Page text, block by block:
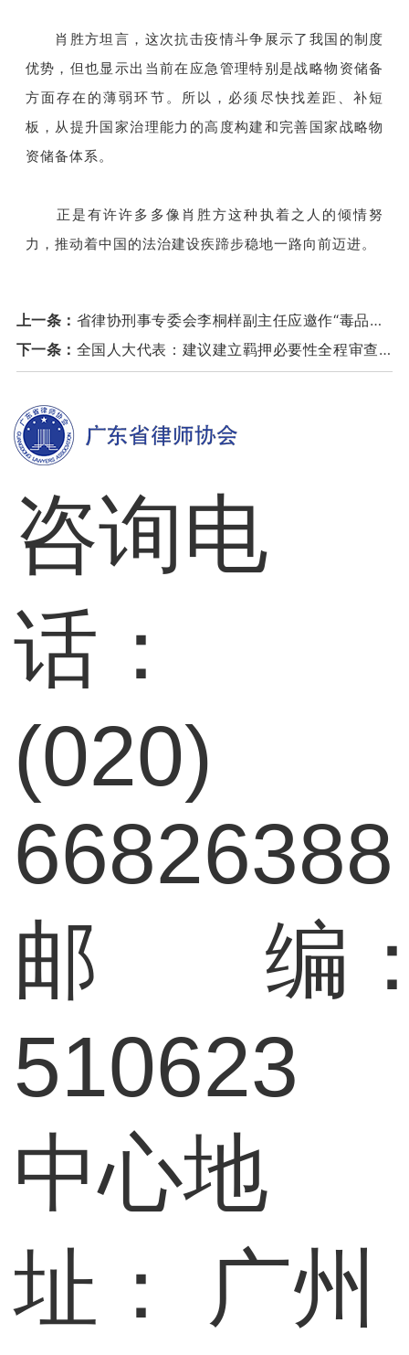
肖胜方坦言，这次抗击疫情斗争展示了我国的制度
优势，但也显示出当前在应急管理特别是战略物资储备
方面存在的薄弱环节。所以，必须尽快找差距、补短
板，从提升国家治理能力的高度构建和完善国家战略物
资储备体系。
正是有许许多多像肖胜方这种执着之人的倾情努
力，推动着中国的法治建设疾蹄步稳地一路向前迈进。
上一条： 省律协刑事专委会李桐样副主任应邀作“毒品犯罪辩护心得”网络培训专题讲座
下一条： 全国人大代表：建议建立羁押必要性全程审查制度
咨询电
话：
(020)
66826388
邮 编
510623
中心地
址：
广州